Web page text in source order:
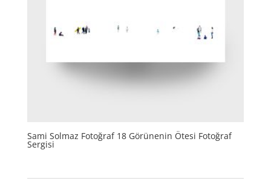
Sami Solmaz Fotoğraf 18 Görünenin Ötesi Fotoğraf
Sergisi